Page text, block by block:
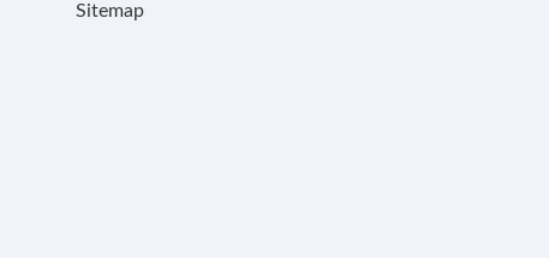
Sitemap